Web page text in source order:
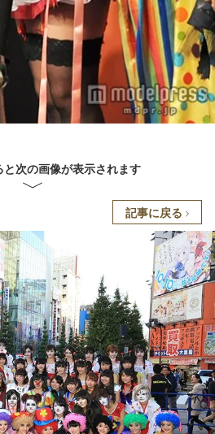
と次の画像が表示されます
記事に戻る